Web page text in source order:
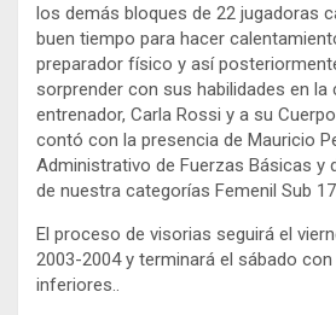
los demás bloques de 22 jugadoras
buen tiempo para hacer
preparador físico y así
sorprender con sus habilidades en la
entrenador, Carla Rossi y a su
contó con la presencia de Mauricio
Administrativo de Fuerzas Básicas y
de nuestra categorías Femenil Sub
El proceso de visorias seguirá el
2003-2004 y terminará el sábado
inferiores..